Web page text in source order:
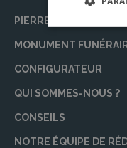
PIERRE TOMBALE
MONUMENT
CONFIGURATEUR
QUI SOMMES-NOUS ?
CONSEILS
NOTRE ÉQUIPE DE